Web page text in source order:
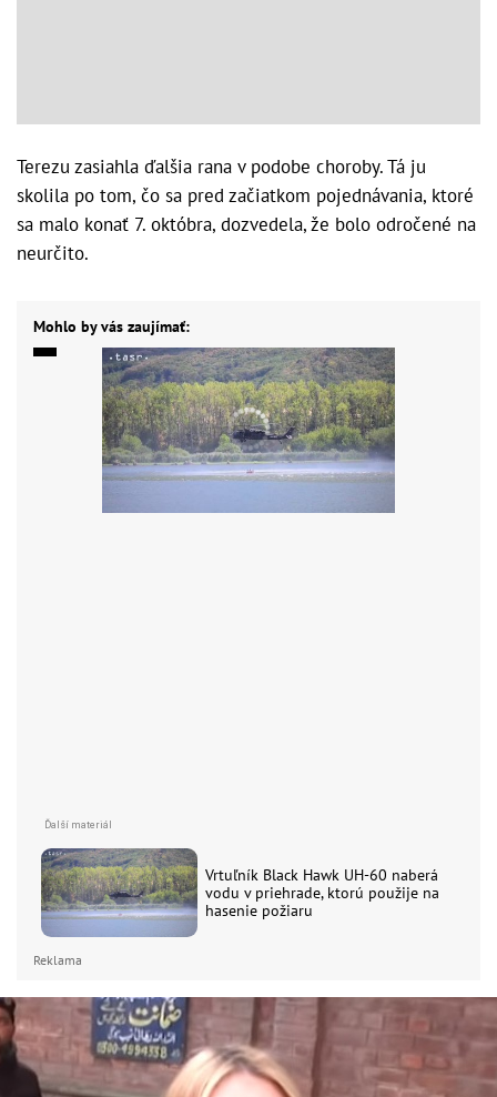
Terezu zasiahla ďalšia rana v podobe choroby. Tá ju
skolila po tom, čo sa pred začiatkom pojednávania, ktoré
sa malo konať 7. októbra, dozvedela, že bolo odročené na
neurčito.
Mohlo by vás zaujímať:
Vrtuľník Black Hawk UH-60 naberá
vodu v priehrade, ktorú použije na
hasenie požiaru
Reklama